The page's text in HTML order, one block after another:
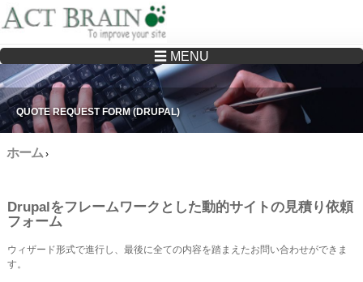
Drupalサイトの制作・保守をどこに頼んでいいか分からない方へ…まずはご相談く
ださい
☰ MENU
QUOTE REQUEST FORM (DRUPAL)
ホーム ›
Drupalをフレームワークとした動的サイトの見積り依頼
フォーム
ウィザード形式で進行し、最後に全ての内容を踏まえたお問い合わせができま
す。